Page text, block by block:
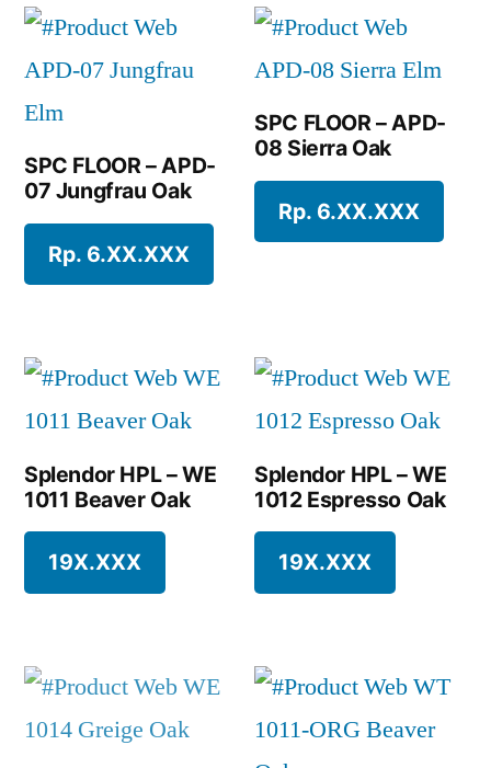
SPC FLOOR – APD-
07 Jungfrau Oak
Rp. 6.XX.XXX
SPC FLOOR – APD-
08 Sierra Oak
Rp. 6.XX.XXX
Splendor HPL – WE
1011 Beaver Oak
19X.XXX
Splendor HPL – WE
1012 Espresso Oak
19X.XXX